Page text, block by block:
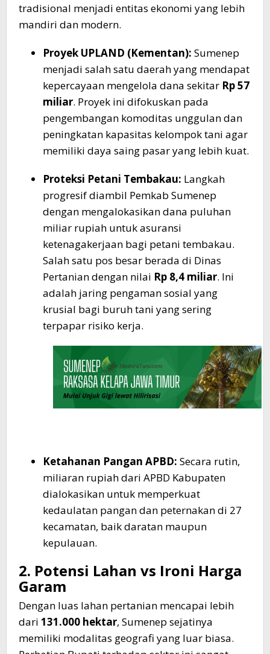
tradisional menjadi entitas ekonomi yang lebih
mandiri dan modern.
Proyek UPLAND (Kementan): Sumenep
menjadi salah satu daerah yang mendapat
kepercayaan mengelola dana sekitar Rp 57
miliar. Proyek ini difokuskan pada
pengembangan komoditas unggulan dan
peningkatan kapasitas kelompok tani agar
memiliki daya saing pasar yang lebih kuat.
Proteksi Petani Tembakau: Langkah
progresif diambil Pemkab Sumenep
dengan mengalokasikan dana puluhan
miliar rupiah untuk asuransi
ketenagakerjaan bagi petani tembakau.
Salah satu pos besar berada di Dinas
Pertanian dengan nilai Rp 8,4 miliar. Ini
adalah jaring pengaman sosial yang
krusial bagi buruh tani yang sering
terpapar risiko kerja.
Ketahanan Pangan APBD: Secara rutin,
miliaran rupiah dari APBD Kabupaten
dialokasikan untuk memperkuat
kedaulatan pangan dan peternakan di 27
kecamatan, baik daratan maupun
kepulauan.
2. Potensi Lahan vs Ironi Harga
Garam
Dengan luas lahan pertanian mencapai lebih
dari 131.000 hektar, Sumenep sejatinya
memiliki modalitas geografi yang luar biasa.